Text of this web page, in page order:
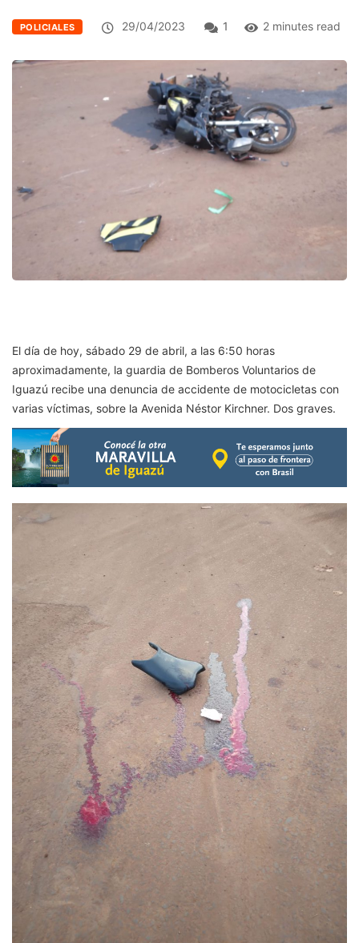
POLICIALES 29/04/2023 1 2 minutes read
El día de hoy, sábado 29 de abril, a las 6:50 horas
aproximadamente, la guardia de Bomberos Voluntarios de
Iguazú recibe una denuncia de accidente de motocicletas con
varias víctimas, sobre la Avenida Néstor Kirchner. Dos graves.